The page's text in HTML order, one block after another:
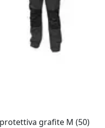
grafite M (50)